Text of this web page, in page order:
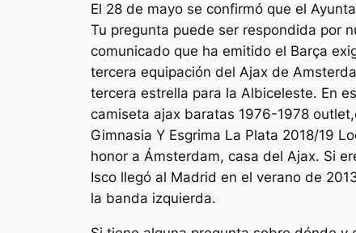
El 28 de mayo se confirmó que el
Tu pregunta puede ser respondida por
comunicado que ha emitido el Barça
tercera equipación del Ajax de
tercera estrella para la Albiceleste. En
camiseta ajax baratas 1976-1978
Gimnasia Y Esgrima La Plata 2018/19
honor a Ámsterdam, casa del Ajax. Si
Isco llegó al Madrid en el verano de
la banda izquierda.